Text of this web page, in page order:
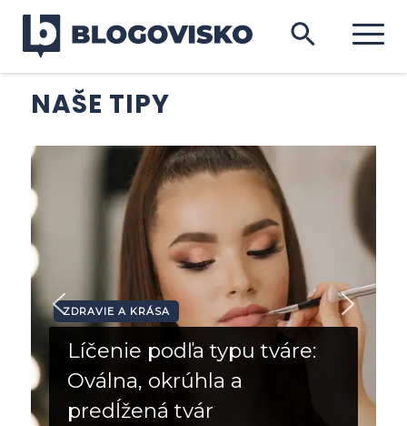
NAŠE TIPY
ZDRAVIE A KRÁSA
Líčenie podľa typu tváre:
Oválna, okrúhla a
predĺžená tvár